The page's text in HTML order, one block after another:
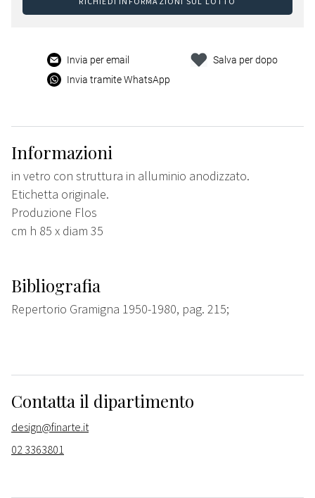
Invia per email
Invia tramite WhatsApp
Salva per dopo
Informazioni
in vetro con struttura in alluminio anodizzato.
Etichetta originale.
Produzione Flos
cm h 85 x diam 35
Bibliografia
Repertorio Gramigna 1950-1980, pag. 215;
Contatta il dipartimento
design@finarte.it
02 3363801